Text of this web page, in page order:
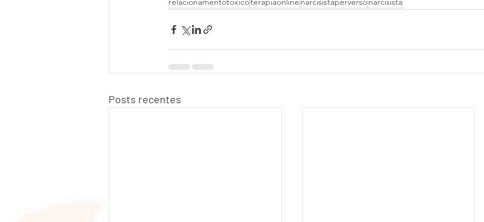
Posts recentes